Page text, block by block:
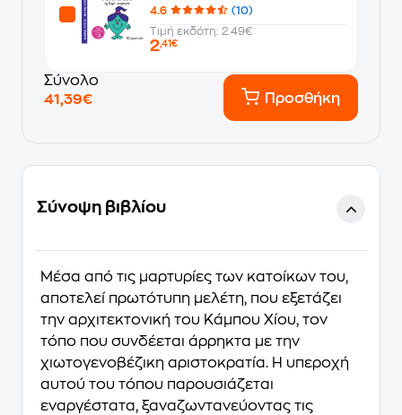
4.6
(10)
Τιμή εκδότη: 2.49€
2,41€
Σύνολο
41,39€
Προσθήκη
Σύνοψη βιβλίου
Μέσα από τις μαρτυρίες των κατοίκων του,
αποτελεί πρωτότυπη μελέτη, που εξετάζει
την αρχιτεκτονική του Κάμπου Χίου, τον
τόπο που συνδέεται άρρηκτα με την
χιωτογενοβέζικη αριστοκρατία. Η υπεροχή
αυτού του τόπου παρουσιάζεται
εναργέστατα, ξαναζωντανεύοντας τις